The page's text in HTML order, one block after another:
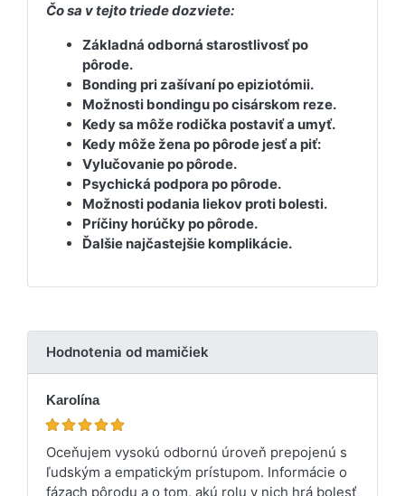
Čo sa v tejto triede dozviete:
Základná odborná starostlivosť po
pôrode.
Bonding pri zašívaní po epiziotómii.
Možnosti bondingu po cisárskom reze.
Kedy sa môže rodička postaviť a umyť.
Kedy môže žena po pôrode jesť a piť:
Vylučovanie po pôrode.
Psychická podpora po pôrode.
Možnosti podania liekov proti bolesti.
Príčiny horúčky po pôrode.
Ďalšie najčastejšie komplikácie.
Hodnotenia od mamičiek
Karolína
Oceňujem vysokú odbornú úroveň prepojenú s
ľudským a empatickým prístupom. Informácie o
fázach pôrodu a o tom, akú rolu v nich hrá bolesť